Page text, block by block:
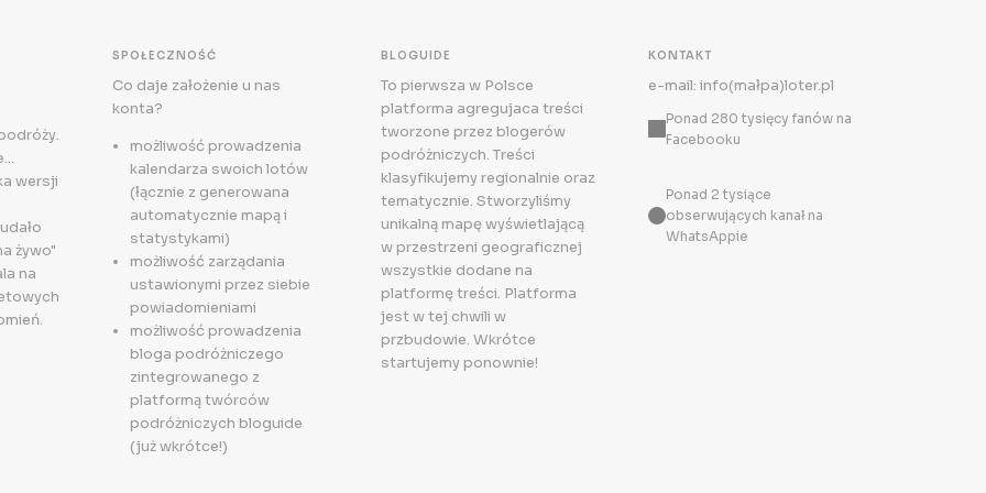
wersji
żywo"
na
SPOŁECZNOŚĆ
Co daje założenie u nas
konta?
możliwość prowadzenia
kalendarza swoich lotów
(łącznie z generowana
automatycznie mapą i
statystykami)
możliwość zarządania
ustawionymi przez siebie
powiadomieniami
możliwość prowadzenia
bloga podróżniczego
zintegrowanego z
platformą twórców
podróżniczych bloguide
(już wkrótce!)
BLOGUIDE
To pierwsza w Polsce
platforma agregujaca treści
tworzone przez blogerów
podróżniczych. Treści
klasyfikujemy regionalnie oraz
tematycznie. Stworzyliśmy
unikalną mapę wyświetlającą
w przestrzeni geograficznej
wszystkie dodane na
platformę treści. Platforma
jest w tej chwili w
przbudowie. Wkrótce
startujemy ponownie!
KONTAKT
e-mail: info(małpa)loter.pl
Ponad 280 tysięcy fanów na
Facebooku
Ponad 2 tysiące
obserwujących kanał na
WhatsAppie